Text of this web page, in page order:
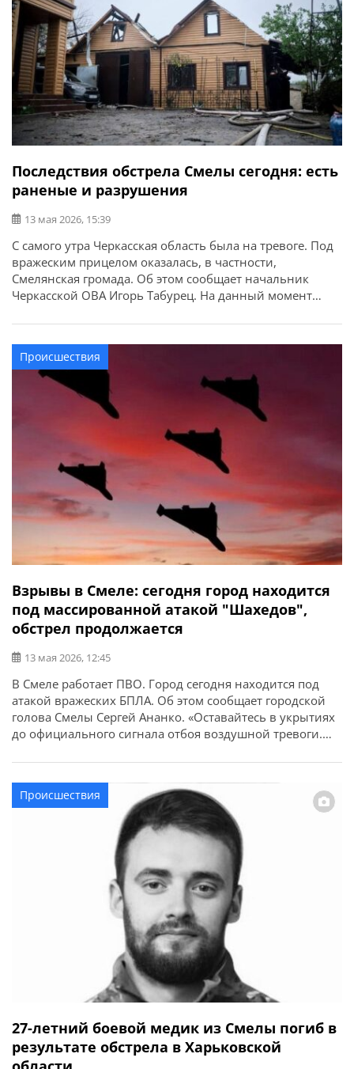
Последствия обстрела Смелы сегодня: есть
раненые и разрушения
13 мая 2026, 15:39
С самого утра Черкасская область была на тревоге. Под
вражеским прицелом оказалась, в частности,
Смелянская громада. Об этом сообщает начальник
Черкасской ОВА Игорь Табурец. На данный момент
в городе Смела и соседних селах. Речь идет о жилой
инфраструктуре. Есть трое травмированных: двое –
тяжелые, один – средней тяжести. […]
Происшествия
Взрывы в Смеле: сегодня город находится
под массированной атакой "Шахедов",
обстрел продолжается
13 мая 2026, 12:45
В Смеле работает ПВО. Город сегодня находится под
атакой вражеских БПЛА. Об этом сообщает городской
голова Смелы Сергей Ананко. «Оставайтесь в укрытиях
до официального сигнала отбоя воздушной тревоги.
безопасности родных. Сохраняйте информационную
тишину: не публикуйте фото, видео, места попадания
или работу наших защитников. Враг может
использовать любую информацию. Есть угроза […]
Происшествия
27-летний боевой медик из Смелы погиб в
результате обстрела в Харьковской